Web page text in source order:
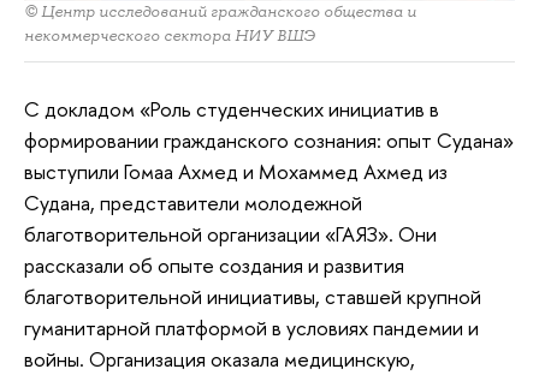
© Центр исследований гражданского общества и
некоммерческого сектора НИУ ВШЭ
С докладом «Роль студенческих инициатив в
формировании гражданского сознания: опыт Судана»
выступили Гомаа Ахмед и Мохаммед Ахмед из
Судана, представители молодежной
благотворительной организации «ГАЯЗ». Они
рассказали об опыте создания и развития
благотворительной инициативы, ставшей крупной
гуманитарной платформой в условиях пандемии и
войны. Организация оказала медицинскую,